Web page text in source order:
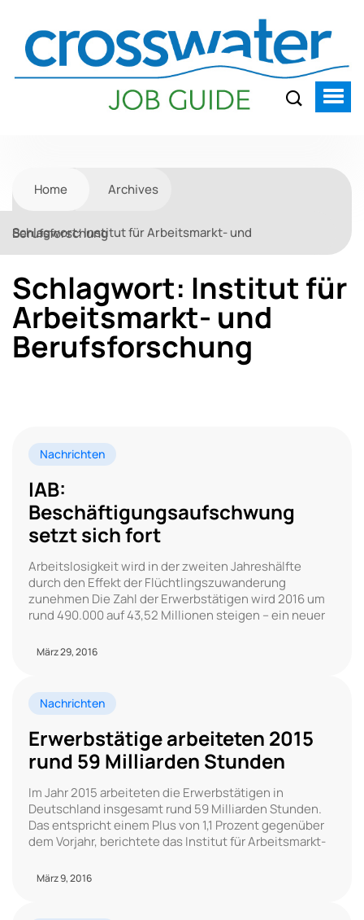
Home Archives
Schlagwort:
Institut für Arbeitsmarkt- und Berufsforschung
Schlagwort: Institut für
Arbeitsmarkt- und
Berufsforschung
Nachrichten
IAB:
Beschäftigungsaufschwung
setzt sich fort
Arbeitslosigkeit wird in der zweiten Jahreshälfte
durch den Effekt der Flüchtlingszuwanderung
zunehmen Die Zahl der Erwerbstätigen wird 2016 um
rund 490.000 auf 43,52 Millionen steigen – ein neuer
März 29, 2016
Nachrichten
Erwerbstätige arbeiteten 2015
rund 59 Milliarden Stunden
Im Jahr 2015 arbeiteten die Erwerbstätigen in
Deutschland insgesamt rund 59 Milliarden Stunden.
Das entspricht einem Plus von 1,1 Prozent gegenüber
dem Vorjahr, berichtete das Institut für Arbeitsmarkt-
März 9, 2016